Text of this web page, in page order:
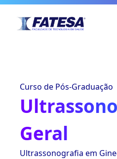
Curso de Pós-Graduação
Geral
Ultrassonografia em